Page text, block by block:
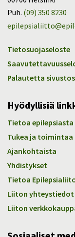
Puh. (09) 350 8230
Tietosuojaseloste
Palautetta
Hyödyllisiä
Tietoa epilepsiasta
Tukea ja toimintaa
Ajankohtaista
Yhdistykset
Tietoa
Liiton yhteystiedot
Liiton